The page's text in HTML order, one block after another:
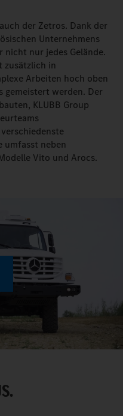
der Zetros. Dank der
Unternehmens
nicht nur jedes Gelände.
zusätzlich in
Arbeiten hoch oben
gemeistert werden. Der
KLUBB Group
umfasst neben
Vito und Arocs.